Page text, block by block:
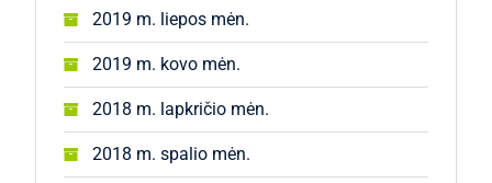
2019 m. liepos mėn.
2019 m. kovo mėn.
2018 m. lapkričio mėn.
2018 m. spalio mėn.